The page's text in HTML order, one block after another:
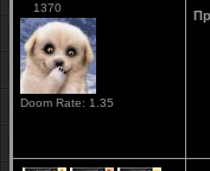
1370
Doom Rate: 1.35